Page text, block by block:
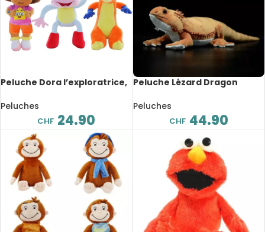
Peluche Dora l’exploratrice,
Peluches
CHF 24.90
Peluche Lézard Dragon
Peluches
CHF 44.90